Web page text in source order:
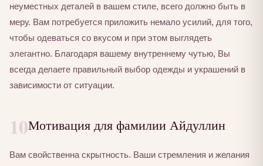
неуместных деталей в вашем стиле, всего должно быть в
меру. Вам потребуется приложить немало усилий, для того,
чтобы одеваться со вкусом и при этом выглядеть
элегантно. Благодаря вашему внутреннему чутью, Вы
всегда делаете правильный выбор одежды и украшений в
зависимости от ситуации.
10Мотивация для фамилии Айдуллин
Вам свойственна скрытность. Ваши стремления и желания